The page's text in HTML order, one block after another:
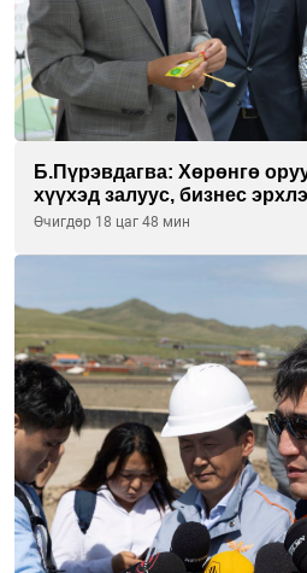
Б.Пүрэвдагва: Хөрөнгө
хүүхэд залуус, бизнес
инкубатор төвүүдийг хотын
Өчигдөр 18 цаг 48 мин